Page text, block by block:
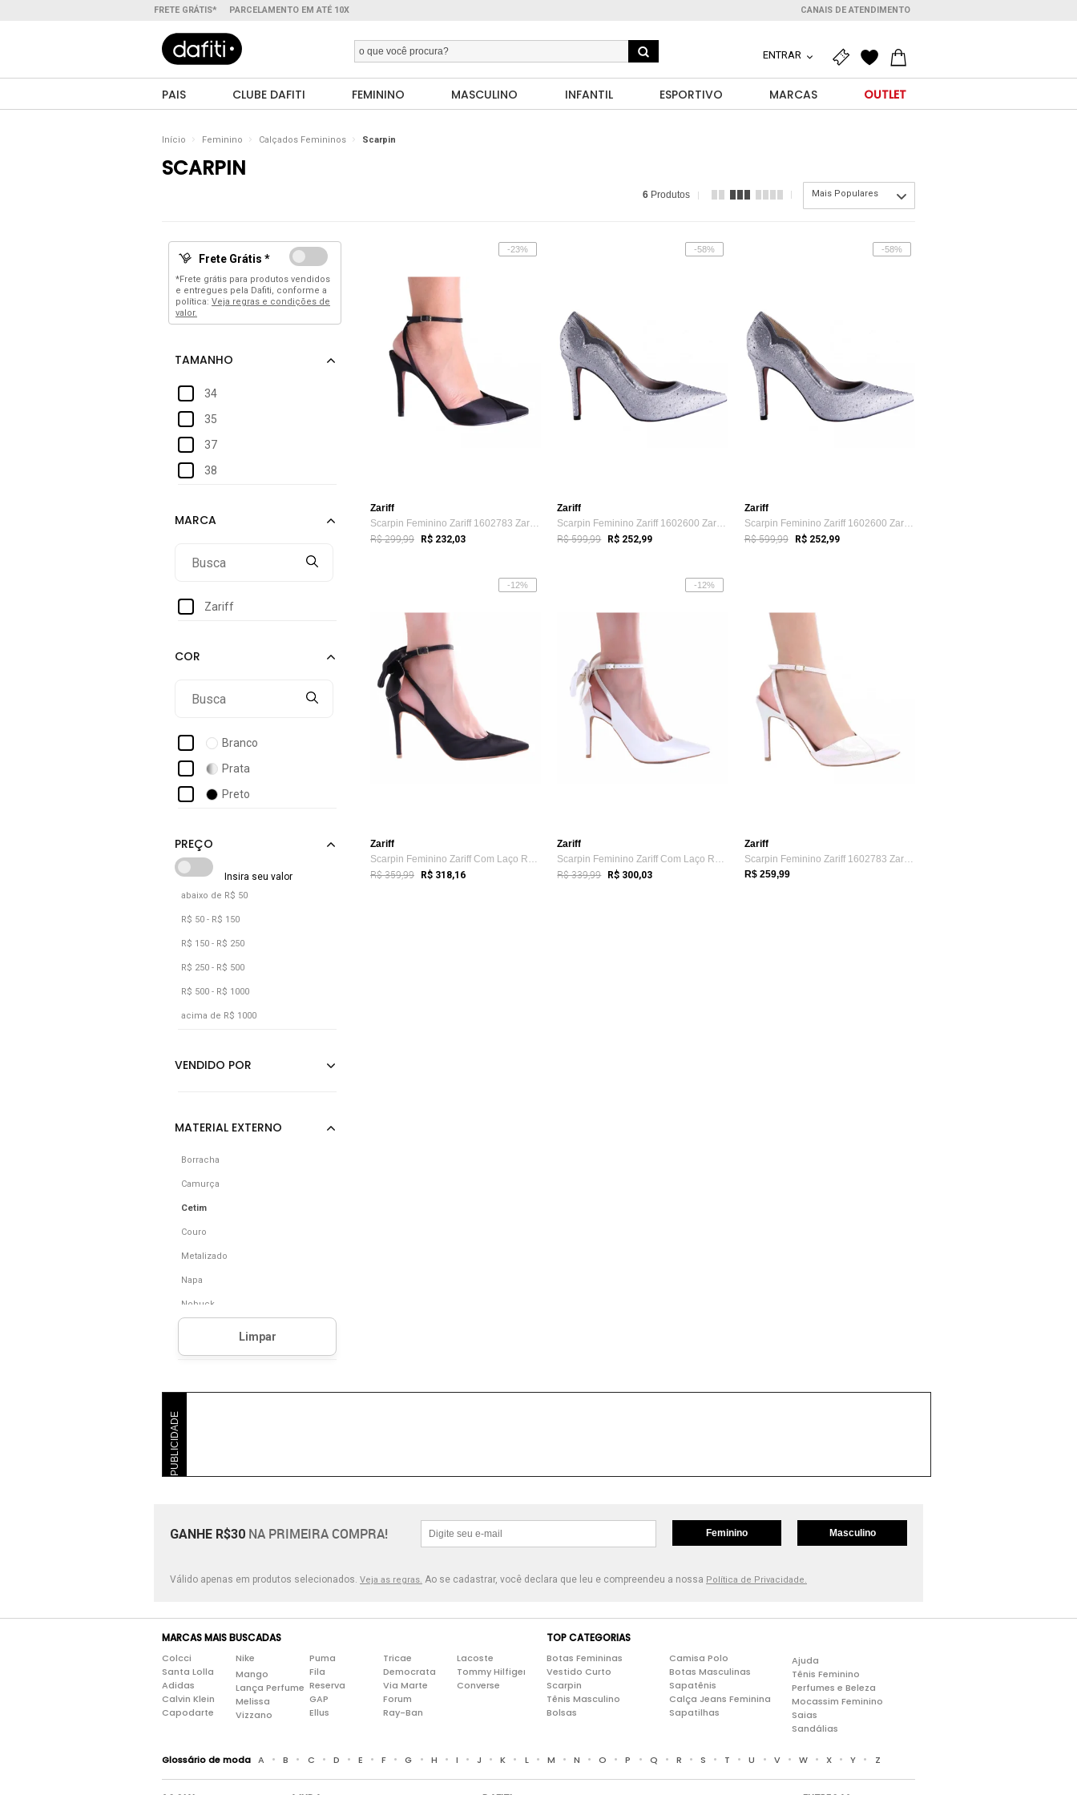
FRETE GRÁTIS* PARCELAMENTO EM ATÉ 10X CANAIS DE ATENDIMENTO
ENTRAR
PAIS CLUBE DAFITI FEMININO MASCULINO INFANTIL ESPORTIVO MARCAS OUTLET
Início Feminino Calçados Femininos Scarpin
SCARPIN
6 Produtos Mais Populares
Frete Grátis *
*Frete grátis para produtos vendidos
e entregues pela Dafiti, conforme a
política: Veja regras e condições de
valor.
34
35
37
38
Zariff
Branco
Prata
Preto
abaixo de R$ 50
R$ 50 - R$ 150
R$ 150 - R$ 250
R$ 250 - R$ 500
R$ 500 - R$ 1000
acima de R$ 1000
Borracha
Camurça
Cetim
Couro
Metalizado
Napa
Nobuck
Poliuretano (Pu)
-23%
Zariff
Scarpin Feminino Zariff 1602783 Zariff Preto
R$ 299,99 R$ 232,03
-58%
Zariff
Scarpin Feminino Zariff 1602600 Zariff Prata
R$ 599,99 R$ 252,99
-58%
Zariff
Scarpin Feminino Zariff 1602600 Zariff Prata
R$ 599,99 R$ 252,99
-12%
Zariff
Scarpin Feminino Zariff Com Laço Removív...
R$ 359,99 R$ 318,16
-12%
Zariff
Scarpin Feminino Zariff Com Laço Removív...
R$ 339,99 R$ 300,03
Zariff
Scarpin Feminino Zariff 1602783 Zariff Branco
R$ 259,99
PUBLICIDADE
GANHE R$30 NA PRIMEIRA COMPRA! Feminino Masculino
Válido apenas em produtos selecionados. Veja as regras. Ao se cadastrar, você declara que leu e compreendeu a nossa Política de Privacidade.
MARCAS MAIS BUSCADAS
Colcci
Santa Lolla
Adidas
Calvin Klein
Capodarte
Nike
Mango
Lança Perfume
Melissa
Vizzano
Puma
Fila
Reserva
GAP
Ellus
Tricae
Democrata
Via Marte
Forum
Ray-Ban
Lacoste
Tommy Hilfiger
Converse
TOP CATEGORIAS
Botas Femininas
Vestido Curto
Scarpin
Tênis Masculino
Bolsas
Camisa Polo
Botas Masculinas
Sapatênis
Calça Jeans Feminina
Sapatilhas
Ajuda
Tênis Feminino
Perfumes e Beleza
Mocassim Feminino
Saias
Sandálias
Glossário de moda A • B • C • D • E • F • G • H • I • J • K • L • M • N • O • P • Q • R • S • T • U • V • W • X • Y • Z